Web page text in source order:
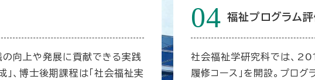
の向上や発展に貢献できる実践
、博士後期課程は「社会福祉実
04 福祉プログラム
社会福祉学研究科では、
履修コース」を開設。プロ